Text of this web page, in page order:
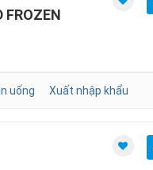
FROZEN
uống Xuất nhập khẩu